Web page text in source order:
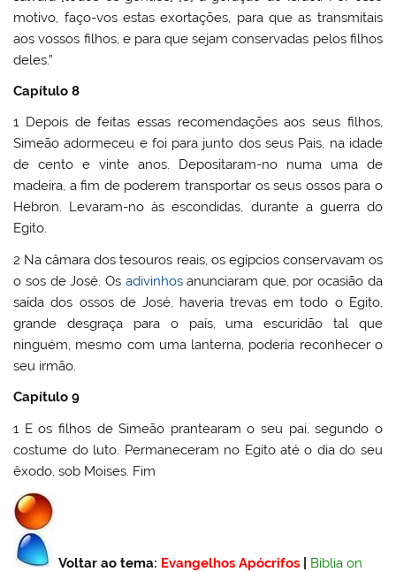
motivo, faço-vos estas exortações, para que as transmitais
aos vossos filhos, e para que sejam conservadas pelos filhos
deles.”
Capítulo 8
1 Depois de feitas essas recomendações aos seus filhos,
Simeão adormeceu e foi para junto dos seus Pais, na idade
de cento e vinte anos. Depositaram-no numa uma de
madeira, a fim de poderem transportar os seus ossos para o
Hebron. Levaram-no às escondidas, durante a guerra do
Egito.
2 Na câmara dos tesouros reais, os egípcios conservavam os
o sos de José. Os adivinhosanunciaram que, por ocasião da
saída dos ossos de José, haveria trevas em todo o Egito,
grande desgraça para o país, uma escuridão tal que
ninguém, mesmo com uma lanterna, poderia reconhecer o
seu irmão.
Capítulo 9
1 E os filhos de Simeão prantearam o seu pai, segundo o
costume do luto. Permaneceram no Egito até o dia do seu
êxodo, sob Moises. Fim
Voltar ao tema: Evangelhos Apócrifos
Biblia on